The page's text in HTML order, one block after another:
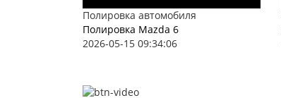
Полировка автомобиля
Полировка Mazda 6
2026-05-15 09:34:06